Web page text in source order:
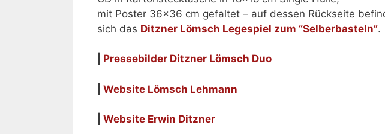
mit Poster 36×36 cm gefaltet – auf dessen Rückseite
sich das Ditzner Lömsch Legespiel zum “Selberbasteln”.
Pressebilder Ditzner Lömsch Duo
Website Lömsch Lehmann
Website Erwin Ditzner